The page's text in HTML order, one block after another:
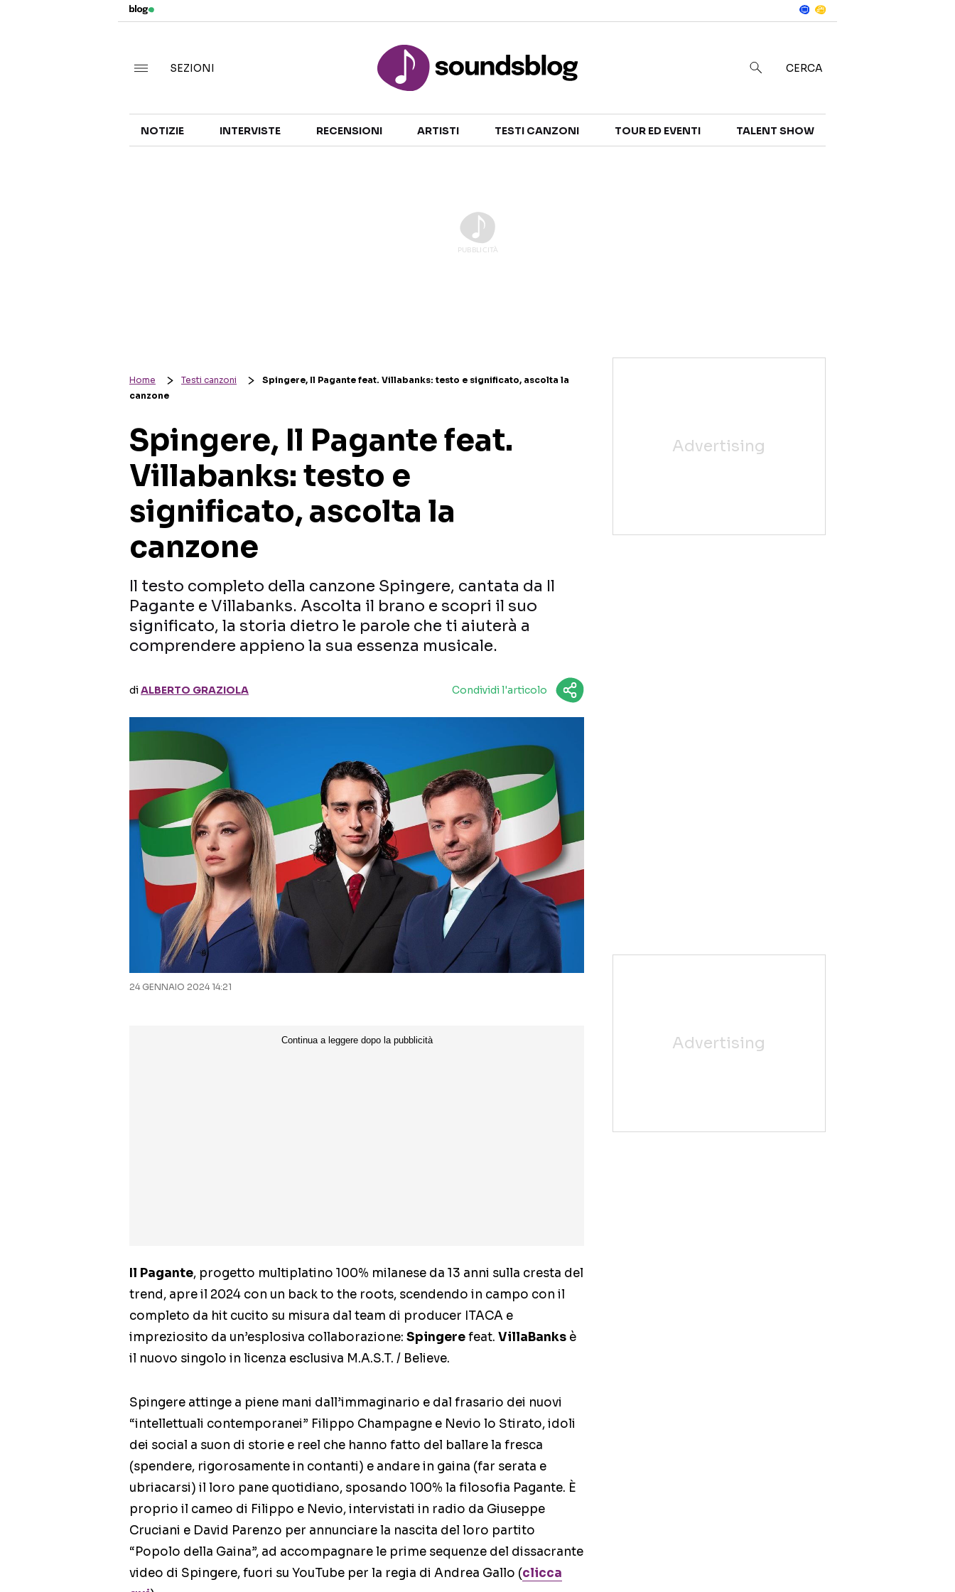
TALENT SHOW
SEZIONI CERCA
NOTIZIE INTERVISTE RECENSIONI ARTISTI TESTI CANZONI TOUR ED EVENTI TALENT SHOW
Home Testi canzoni
Spingere, Il Pagante feat. Villabanks: testo e significato, ascolta la
canzone
Spingere, Il Pagante feat.
Villabanks: testo e
significato, ascolta la
canzone
Il testo completo della canzone Spingere, cantata da Il
Pagante e Villabanks. Ascolta il brano e scopri il suo
significato, la storia dietro le parole che ti aiuterà a
comprendere appieno la sua essenza musicale.
diALBERTO GRAZIOLA Condividi l'articolo
24 GENNAIO 2024 14:21
Il Pagante, progetto multiplatino 100% milanese da 13 anni sulla cresta del
trend, apre il 2024 con un back to the roots, scendendo in campo con il
completo da hit cucito su misura dal team di producer ITACA e
impreziosito da un’esplosiva collaborazione: Spingerefeat. VillaBanks è
il nuovo singolo in licenza esclusiva M.A.S.T. / Believe.
Spingere attinge a piene mani dall’immaginario e dal frasario dei nuovi
“intellettuali contemporanei” Filippo Champagne e Nevio lo Stirato, idoli
dei social a suon di storie e reel che hanno fatto del ballare la fresca
(spendere, rigorosamente in contanti) e andare in gaina (far serata e
ubriacarsi) il loro pane quotidiano, sposando 100% la filosofia Pagante. È
proprio il cameo di Filippo e Nevio, intervistati in radio da Giuseppe
Cruciani e David Parenzo per annunciare la nascita del loro partito
“Popolo della Gaina”, ad accompagnare le prime sequenze del dissacrante
video di Spingere, fuori su YouTube per la regia di Andrea Gallo (clicca